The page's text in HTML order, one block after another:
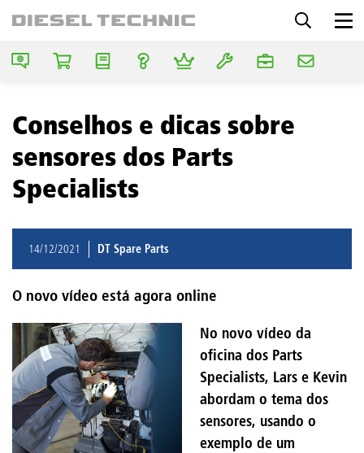
Conselhos e dicas sobre
sensores dos Parts
Specialists
14/12/2021 DT Spare Parts
O novo vídeo está agora online
No novo vídeo da
oficina dos Parts
Specialists, Lars e Kevin
abordam o tema dos
sensores, usando o
exemplo de um